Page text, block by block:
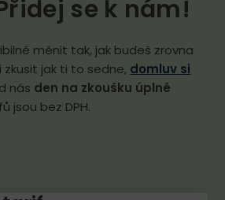
se k nám!
měnit tak, jak budeš zrovna
jak ti to sedne, domluv si
nás den na zkoušku úplně
jsou bez DPH.